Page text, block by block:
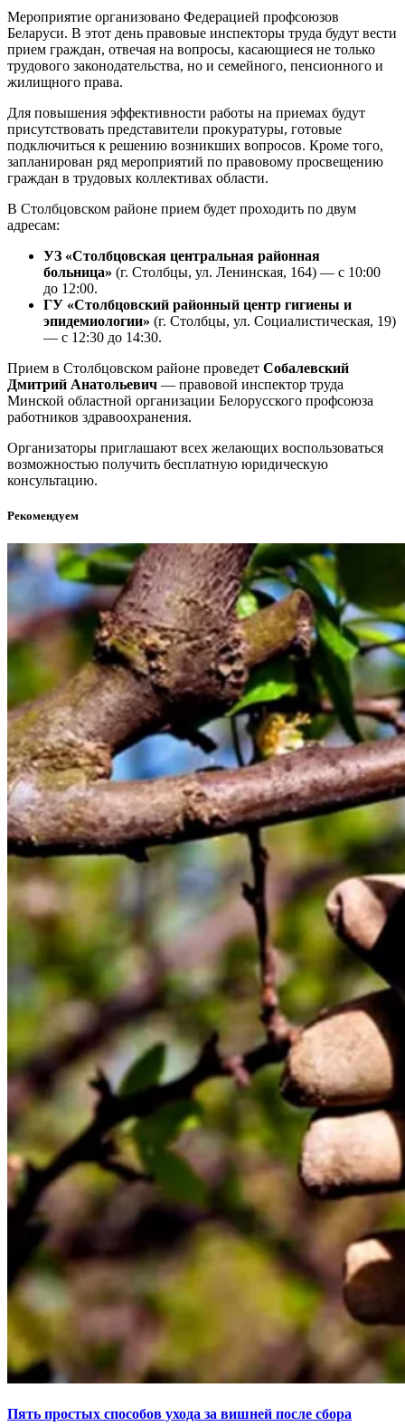
Мероприятие организовано Федерацией профсоюзов
Беларуси. В этот день правовые инспекторы труда будут вести
прием граждан, отвечая на вопросы, касающиеся не только
трудового законодательства, но и семейного, пенсионного и
жилищного права.
Для повышения эффективности работы на приемах будут
присутствовать представители прокуратуры, готовые
подключиться к решению возникших вопросов. Кроме того,
запланирован ряд мероприятий по правовому просвещению
граждан в трудовых коллективах области.
В Столбцовском районе прием будет проходить по двум
адресам:
УЗ «Столбцовская центральная районная
больница» (г. Столбцы, ул. Ленинская, 164) — с 10:00
до 12:00.
ГУ «Столбцовский районный центр гигиены и
эпидемиологии» (г. Столбцы, ул. Социалистическая, 19)
— с 12:30 до 14:30.
Прием в Столбцовском районе проведет Собалевский
Дмитрий Анатольевич — правовой инспектор труда
Минской областной организации Белорусского профсоюза
работников здравоохранения.
Организаторы приглашают всех желающих воспользоваться
возможностью получить бесплатную юридическую
консультацию.
Рекомендуем
Пять простых способов ухода за вишней после сбора